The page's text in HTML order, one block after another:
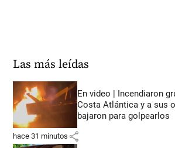
Las más leídas
En video | Incendiaron
Costa Atlántica y a sus
bajaron para golpearlos
hace 31 minutos share